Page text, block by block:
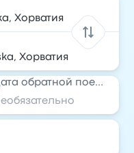
Дата обратной поездки